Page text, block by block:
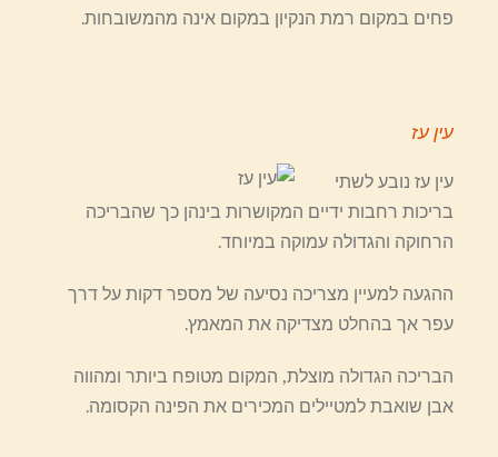
פחים במקום רמת הנקיון במקום אינה מהמשובחות.
עין עז
עין עז נובע לשתי
בריכות רחבות ידיים המקושרות בינהן כך שהבריכה
הרחוקה והגדולה עמוקה במיוחד.
ההגעה למעיין מצריכה נסיעה של מספר דקות על דרך
עפר אך בהחלט מצדיקה את המאמץ.
הבריכה הגדולה מוצלת, המקום מטופח ביותר ומהווה
אבן שואבת למטיילים המכירים את הפינה הקסומה.